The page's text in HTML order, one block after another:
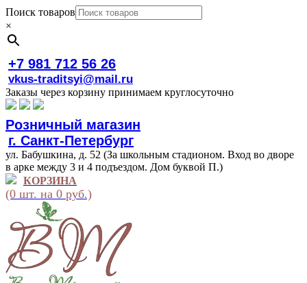
Поиск товаров
×
+7 981 712 56 26
vkus-traditsyi@mail.ru
Заказы через корзину принимаем круглосуточно
Розничный магазин
г. Санкт-Петербург
ул. Бабушкина, д. 52 (За школьным стадионом. Вход во дворе
в арке между 3 и 4 подъездом. Дом буквой П.)
КОРЗИНА
(0 шт. на 0 руб.)